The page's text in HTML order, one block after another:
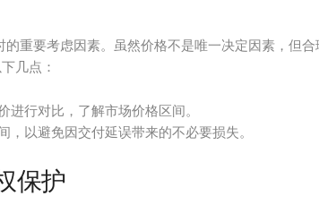
重要考虑因素。虽然价格不是唯一决定因素，但
几点：
进行对比，了解市场价格区间。
，以避免因交付延误带来的不必要损失。
保护